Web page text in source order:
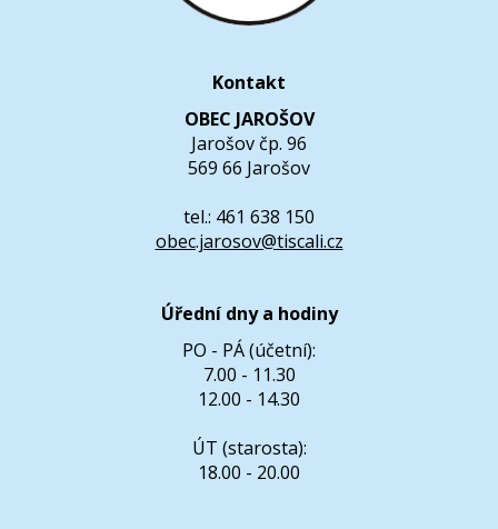
Kontakt
OBEC JAROŠOV
Jarošov čp. 96
569 66 Jarošov
tel.: 461 638 150
obec.jarosov@tiscali.cz
Úřední dny a hodiny
PO - PÁ (účetní):
7.00 - 11.30
12.00 - 14.30
ÚT (starosta):
18.00 - 20.00